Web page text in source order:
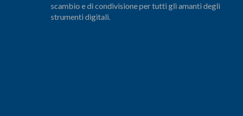
scambio e di condivisione per tutti gli amanti degli
strumenti digitali.